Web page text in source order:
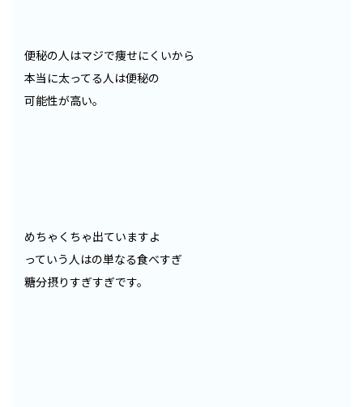
便秘の人はマジで痩せにくいから
本当に太ってる人は便秘の
可能性が高い。
めちゃくちゃ出ていますよ
っていう人はの単なる食べすぎ
糖分摂りすぎすぎです。